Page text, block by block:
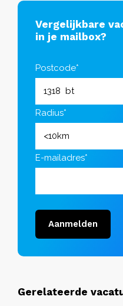
Vergelijkbare
in je mailbox?
Postcode*
Radius*
E-mailadres*
Aanmelden
Gerelateerde